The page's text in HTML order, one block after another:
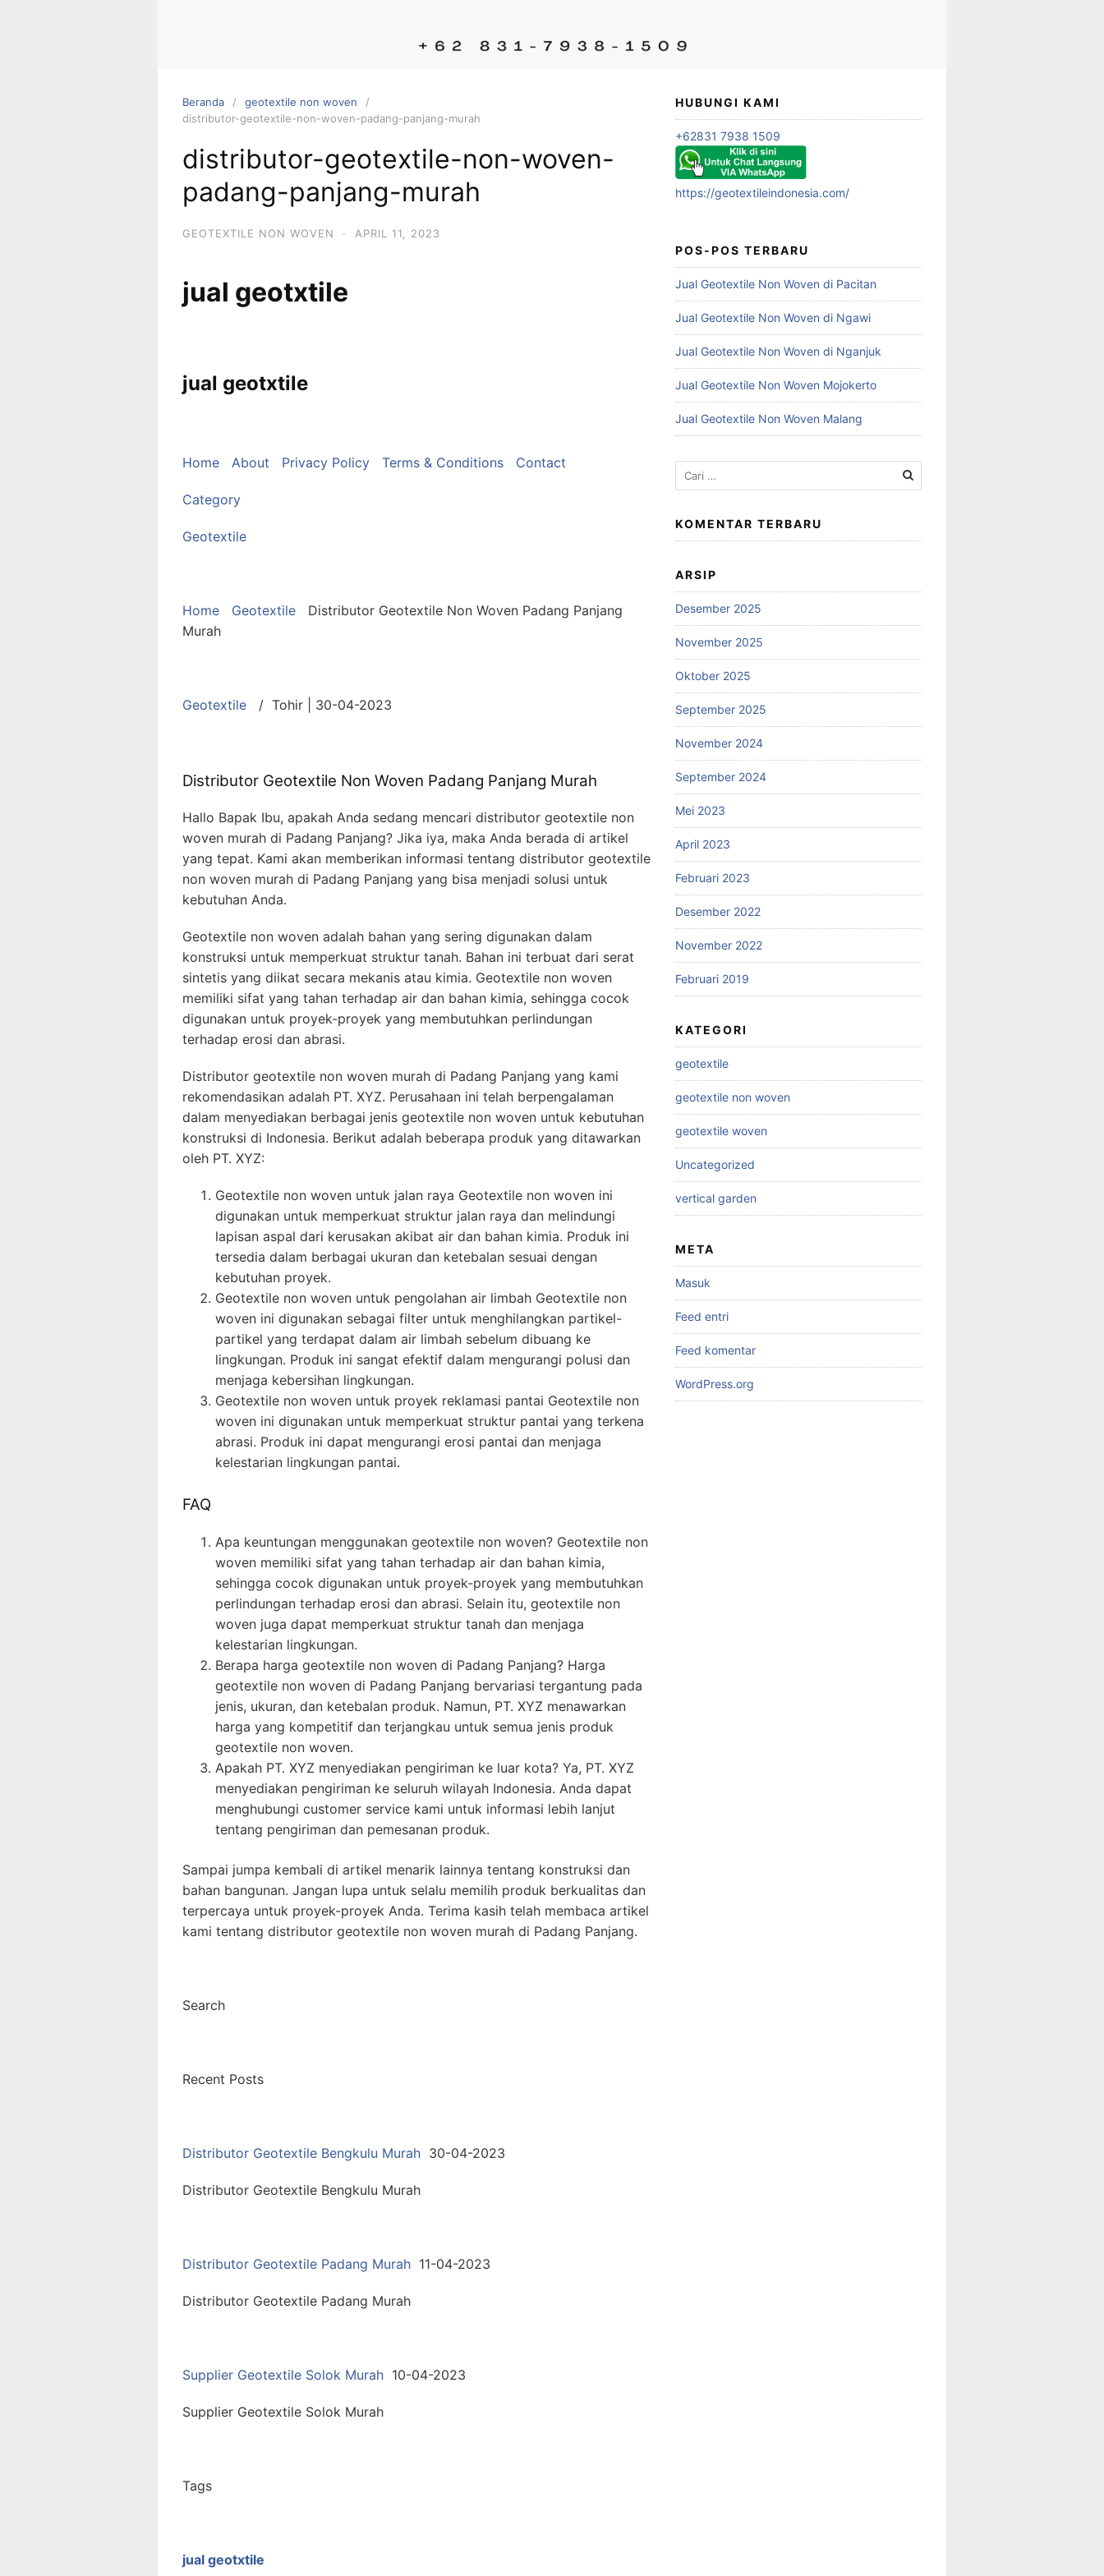
Beranda
geotextile non woven
distributor-geotextile-non-woven-padang-panjang-murah
distributor-geotextile-non-woven-
padang-panjang-murah
GEOTEXTILE NON WOVEN · APRIL 11, 2023
jual geotxtile
jual geotxtile
Home About Privacy Policy Terms & Conditions Contact
Category
Geotextile
Home Geotextile
Distributor Geotextile Non Woven Padang Panjang
Murah
Geotextile / Tohir | 30-04-2023
Distributor Geotextile Non Woven Padang Panjang Murah
Hallo Bapak Ibu, apakah Anda sedang mencari distributor geotextile non
woven murah di Padang Panjang? Jika iya, maka Anda berada di artikel
yang tepat. Kami akan memberikan informasi tentang distributor geotextile
non woven murah di Padang Panjang yang bisa menjadi solusi untuk
kebutuhan Anda.
Geotextile non woven adalah bahan yang sering digunakan dalam
konstruksi untuk memperkuat struktur tanah. Bahan ini terbuat dari serat
sintetis yang diikat secara mekanis atau kimia. Geotextile non woven
memiliki sifat yang tahan terhadap air dan bahan kimia, sehingga cocok
digunakan untuk proyek-proyek yang membutuhkan perlindungan
terhadap erosi dan abrasi.
Distributor geotextile non woven murah di Padang Panjang yang kami
rekomendasikan adalah PT. XYZ. Perusahaan ini telah berpengalaman
dalam menyediakan berbagai jenis geotextile non woven untuk kebutuhan
konstruksi di Indonesia. Berikut adalah beberapa produk yang ditawarkan
oleh PT. XYZ:
Geotextile non woven untuk jalan raya Geotextile non woven ini
digunakan untuk memperkuat struktur jalan raya dan melindungi
lapisan aspal dari kerusakan akibat air dan bahan kimia. Produk ini
tersedia dalam berbagai ukuran dan ketebalan sesuai dengan
kebutuhan proyek.
Geotextile non woven untuk pengolahan air limbah Geotextile non
woven ini digunakan sebagai filter untuk menghilangkan partikel-
partikel yang terdapat dalam air limbah sebelum dibuang ke
lingkungan. Produk ini sangat efektif dalam mengurangi polusi dan
menjaga kebersihan lingkungan.
Geotextile non woven untuk proyek reklamasi pantai Geotextile non
woven ini digunakan untuk memperkuat struktur pantai yang terkena
abrasi. Produk ini dapat mengurangi erosi pantai dan menjaga
kelestarian lingkungan pantai.
FAQ
Apa keuntungan menggunakan geotextile non woven? Geotextile non
woven memiliki sifat yang tahan terhadap air dan bahan kimia,
sehingga cocok digunakan untuk proyek-proyek yang membutuhkan
perlindungan terhadap erosi dan abrasi. Selain itu, geotextile non
woven juga dapat memperkuat struktur tanah dan menjaga
kelestarian lingkungan.
Berapa harga geotextile non woven di Padang Panjang? Harga
geotextile non woven di Padang Panjang bervariasi tergantung pada
jenis, ukuran, dan ketebalan produk. Namun, PT. XYZ menawarkan
harga yang kompetitif dan terjangkau untuk semua jenis produk
geotextile non woven.
Apakah PT. XYZ menyediakan pengiriman ke luar kota? Ya, PT. XYZ
menyediakan pengiriman ke seluruh wilayah Indonesia. Anda dapat
menghubungi customer service kami untuk informasi lebih lanjut
tentang pengiriman dan pemesanan produk.
Sampai jumpa kembali di artikel menarik lainnya tentang konstruksi dan
bahan bangunan. Jangan lupa untuk selalu memilih produk berkualitas dan
terpercaya untuk proyek-proyek Anda. Terima kasih telah membaca artikel
kami tentang distributor geotextile non woven murah di Padang Panjang.
Search
Recent Posts
Distributor Geotextile Bengkulu Murah 30-04-2023
Distributor Geotextile Bengkulu Murah
Distributor Geotextile Padang Murah 11-04-2023
Distributor Geotextile Padang Murah
Supplier Geotextile Solok Murah 10-04-2023
Supplier Geotextile Solok Murah
Tags
jual geotxtile
HUBUNGI KAMI
+62831 7938 1509
https://geotextileindonesia.com/
POS-POS TERBARU
Jual Geotextile Non Woven di Pacitan
Jual Geotextile Non Woven di Ngawi
Jual Geotextile Non Woven di Nganjuk
Jual Geotextile Non Woven Mojokerto
Jual Geotextile Non Woven Malang
Cari
untuk:
KOMENTAR TERBARU
ARSIP
Desember 2025
November 2025
Oktober 2025
September 2025
November 2024
September 2024
Mei 2023
April 2023
Februari 2023
Desember 2022
November 2022
Februari 2019
KATEGORI
geotextile
geotextile non woven
geotextile woven
Uncategorized
vertical garden
META
Masuk
Feed entri
Feed komentar
WordPress.org